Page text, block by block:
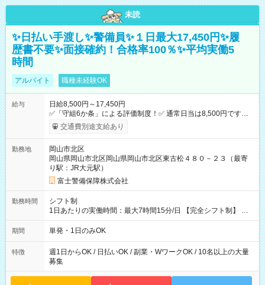
未読
✨日払い手渡し✨警備員✨１日最大17,450円✨履
歴書不要✨面接確約！合格率100％✨平均実働5
時間
アルバイト 職種未経験OK
給与
日給8,500円～17,450円
✅「守組6か条」による評価制度！✅ 通常日当は8,500円ですが
上記評価制度により「S級隊員」と認定されれば10,000円の日当
を支給します。 (1)上記勤務者が交通2級資格者の場合10,000円
14,375円 (3)上記現場が日祝深夜の場合 17,250円 (4)上記勤務
者が現場までの運転者の場合17,250+200円＝17,450円 -----------
------------------------------- *最高日当額 17,450円* ---------------------
--------------------- より上位の資格取得やリーダー手当を取得する
と ”さらに”加算されます！ ※日当支給時振込手数料等は一切あ
交通費別途支給あり
勤務地
岡山市北区
岡山県岡山市北区岡山県岡山市北区東古松４８０－２３（最寄
り駅：JR大元駅）
富士警備保障株式会社
勤務時間
シフト制
1日あたりの実働時間：最大7時間15分/日 【完全シフト制】 例
(1) 8：00~17:00（休憩１h） 例(2) 13:00~16:00（早上がりでも
全額支給！） 例(3) 21:00~5:00（夜勤なら日当1.25倍！！）
期間 単発・1日のみOK
特徴
週1日からOK / 日払いOK / 副業・WワークOK / 10名以上の大量
募集